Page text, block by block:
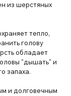
из шерстяных
тепло,
голову
обладает
"дышать" и
запаха.
и долговечным